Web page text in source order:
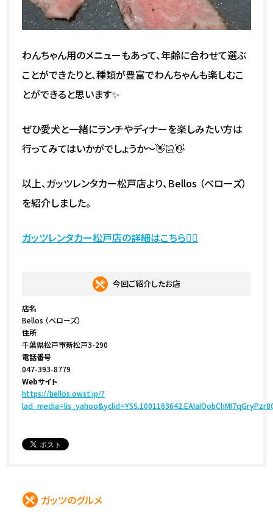
わんちゃん用のメニューもあって、年齢に合わせて選ぶ
ことができたりと、種類が豊富でわんちゃんも楽しむこ
とができると思います✨
ぜひ愛犬と一緒にランチやディナーを楽しみたい方は
行ってみてはいかがでしょうか～👋🏻👋
以上、ガッツレンタカー松戸店より、Bellos （ベローズ）
を紹介しました。
ガッツレンタカー松戸店の詳細はこちら💁‍♀️
今回ご紹介したお店
店名
Bellos （ベローズ）
住所
千葉県松戸市新松戸3-290
電話番号
047-393-8779
Webサイト
https://bellos.owst.jp/?
ガッツのグルメ